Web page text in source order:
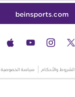
beinsports.com
الشروط والأحكام سياسة الخصوصية